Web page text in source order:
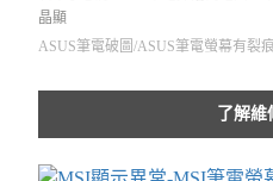
晶顯
ASUS筆電破圖/ASUS筆電螢幕有裂痕
了解